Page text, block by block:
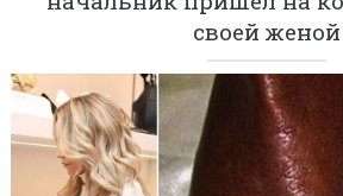
своей женой